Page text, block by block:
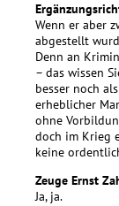
Wenn er aber
abgestellt
Denn an
– das wissen
besser noch
erheblicher
ohne
doch im Krieg
keine
Zeuge Ernst
Ja, ja.